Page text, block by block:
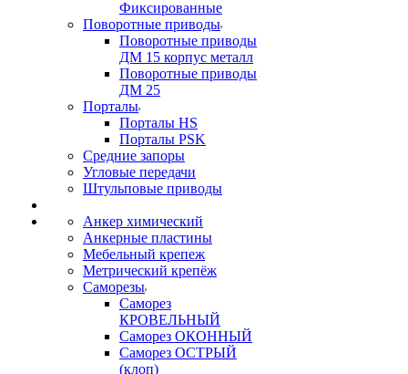
Фиксированные
Поворотные приводы
Поворотные приводы
ДМ 15 корпус металл
Поворотные приводы
ДМ 25
Порталы
Порталы HS
Порталы PSK
Средние запоры
Угловые передачи
Штульповые приводы
Анкер химический
Анкерные пластины
Мебельный крепеж
Метрический крепёж
Саморезы
Саморез
КРОВЕЛЬНЫЙ
Саморез ОКОННЫЙ
Саморез ОСТРЫЙ
(клоп)